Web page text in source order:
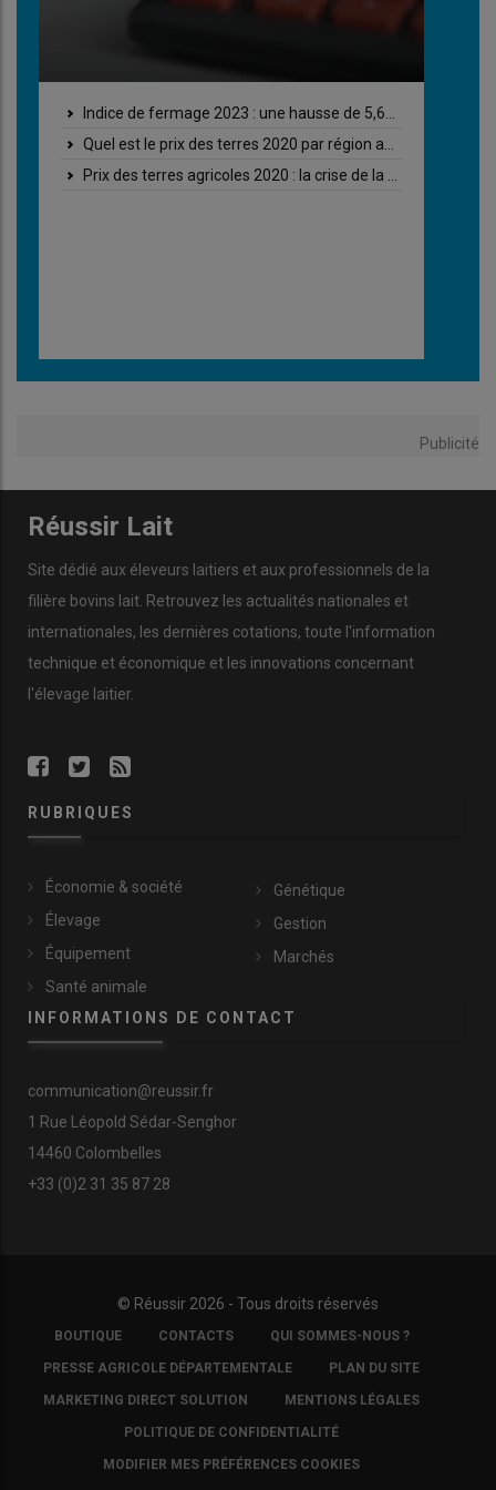
Confort thermique : sept solutions pour réduire le rayonnement solaire en bâtiment
Confort thermique : « Notre bâtiment est ouvert sur ses quatre faces »
Bâtiment vaches laitières : ce qu’il faut savoir avant de se lancer dans l’isolation de toiture
Publicité
Réussir Lait
Site dédié aux éleveurs laitiers et aux professionnels de la
filière bovins lait. Retrouvez les actualités nationales et
internationales, les dernières cotations, toute l'information
technique et économique et les innovations concernant
l'élevage laitier.
RUBRIQUES
Économie & société
Élevage
Équipement
Santé animale
Génétique
Gestion
Marchés
INFORMATIONS DE CONTACT
communication@reussir.fr
1 Rue Léopold Sédar-Senghor
14460 Colombelles
+33 (0)2 31 35 87 28
© Réussir 2026 - Tous droits réservés
FOOTER
COPYRIGHT
BOUTIQUE CONTACTS QUI SOMMES-NOUS ?
PRESSE AGRICOLE DÉPARTEMENTALE PLAN DU SITE
MARKETING DIRECT SOLUTION MENTIONS LÉGALES
POLITIQUE DE CONFIDENTIALITÉ
MODIFIER MES PRÉFÉRENCES COOKIES